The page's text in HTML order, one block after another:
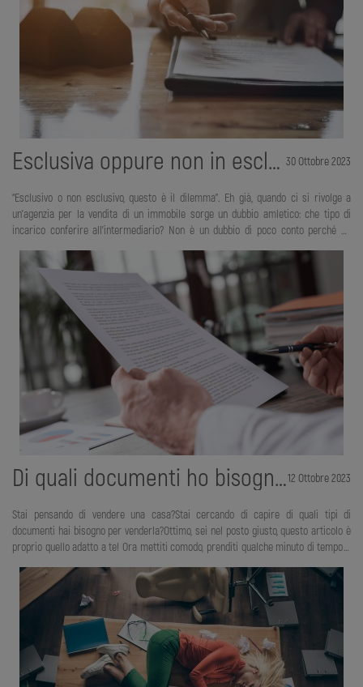
Esclusiva oppure non in esclusiva? 30 Ottobre 2023
“Esclusivo o non esclusivo, questo è il dilemma”. Eh già, quando ci si rivolge a
un’agenzia per la vendita di un immobile sorge un dubbio amletico: che tipo di
incarico conferire all’intermediario? Non è un dubbio di poco conto perché da
esclusivo non pone vincoli al venditore il quale ha la libertà di rivolgersi a più
agenzie contemporaneamente e, allo stesso tempo, mantenere la possibilità di
promuovere privatamente il suo immobile e portare avanti una trattativa diretta
scavalcando l’agenzia. Al contr
Di quali documenti ho bisogno per vendere un immobile?12 Ottobre 2023
Stai pensando di vendere una casa?Stai cercando di capire di quali tipi di
documenti hai bisogno per venderla?Ottimo, sei nel posto giusto, questo articolo è
proprio quello adatto a te! Ora mettiti comodo, prenditi qualche minuto di tempo e
vendere casa!Negli anni il tipo di documentazione di cui devi disporre e che devi
procurarti per vendere casa è cambiato molto; fino a qualche tempo fa infatti,
questo tipo di operazione risultava molto più “semplice”, oggi invece, può essere un
po’ più impegnativa. A differenza di qualche anno fa, oggi, il venditore rispon